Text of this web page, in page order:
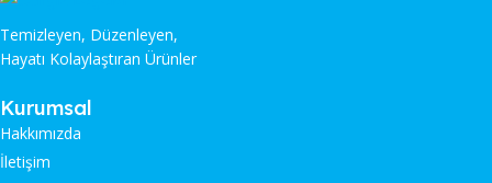
Temizleyen, Düzenleyen,
Hayatı Kolaylaştıran Ürünler
Kurumsal
Hakkımızda
İletişim